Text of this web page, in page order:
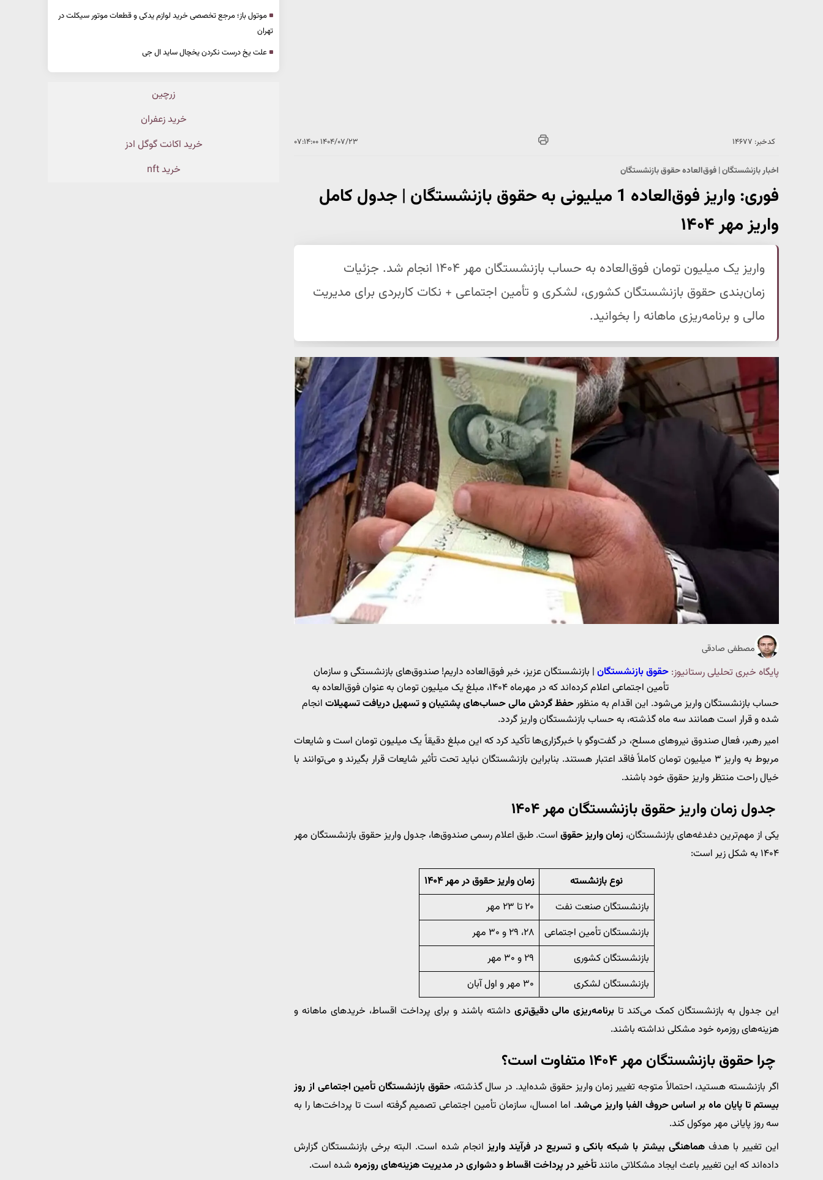
کدخبر: ۱۴۶۷۷ ۱۴۰۴/۰۷/۲۳ ۰۷:۱۴:۰۰
اخبار بازنشستگان | فوق‌العاده حقوق بازنشستگان
فوری: واریز فوق‌العاده 1 میلیونی به حقوق بازنشستگان | جدول کامل
واریز مهر ۱۴۰۴
واریز یک میلیون تومان فوق‌العاده به حساب بازنشستگان مهر ۱۴۰۴ انجام شد. جزئیات
زمان‌بندی حقوق بازنشستگان کشوری، لشکری و تأمین اجتماعی + نکات کاربردی برای مدیریت
مالی و برنامه‌ریزی ماهانه را بخوانید.
مصطفی صادقی
پایگاه خبری تحلیلی رستانیوز: حقوق بازنشستگان | بازنشستگان عزیز، خبر فوق‌العاده داریم! صندوق‌های بازنشستگی و سازمان
تأمین اجتماعی اعلام کرده‌اند که در مهرماه ۱۴۰۴، مبلغ یک میلیون تومان به عنوان فوق‌العاده به
حساب بازنشستگان واریز می‌شود. این اقدام به منظورحفظ گردش مالی حساب‌های پشتیبان و تسهیل دریافت تسهیلات انجام
شده و قرار است همانند سه ماه گذشته، به حساب بازنشستگان واریز گردد.
امیر رهبر، فعال صندوق نیروهای مسلح، در گفت‌وگو با خبرگزاری‌ها تأکید کرد که این مبلغ دقیقاً یک میلیون تومان است و شایعات
مربوط به واریز ۳ میلیون تومان کاملاً فاقد اعتبار هستند. بنابراین بازنشستگان نباید تحت تأثیر شایعات قرار بگیرند و می‌توانند با
خیال راحت منتظر واریز حقوق خود باشند.
جدول زمان واریز حقوق بازنشستگان مهر ۱۴۰۴
یکی از مهم‌ترین دغدغه‌های بازنشستگان، زمان واریز حقوق است. طبق اعلام رسمی صندوق‌ها، جدول واریز حقوق بازنشستگان مهر
۱۴۰۴ به شکل زیر است:
نوع بازنشسته
زمان واریز حقوق در مهر ۱۴۰۴
بازنشستگان صنعت نفت
۲۰ تا ۲۳ مهر
بازنشستگان تأمین اجتماعی
۲۸، ۲۹ و ۳۰ مهر
بازنشستگان کشوری
۲۹ و ۳۰ مهر
بازنشستگان لشکری
۳۰ مهر و اول آبان
این جدول به بازنشستگان کمک می‌کند تا برنامه‌ریزی مالی دقیق‌تری داشته باشند و برای پرداخت اقساط، خریدهای ماهانه و
هزینه‌های روزمره خود مشکلی نداشته باشند.
چرا حقوق بازنشستگان مهر ۱۴۰۴ متفاوت است؟
اگر بازنشسته هستید، احتمالاً متوجه تغییر زمان واریز حقوق شده‌اید. در سال گذشته،حقوق بازنشستگان تأمین اجتماعی از روز
بیستم تا پایان ماه بر اساس حروف الفبا واریز می‌شد. اما امسال، سازمان تأمین اجتماعی تصمیم گرفته است تا پرداخت‌ها را به
سه روز پایانی مهر موکول کند.
این تغییر با هدفهماهنگی بیشتر با شبکه بانکی و تسریع در فرآیند واریزانجام شده است. البته برخی بازنشستگان گزارش
داده‌اند که این تغییر باعث ایجاد مشکلاتی مانندتأخیر در پرداخت اقساط و دشواری در مدیریت هزینه‌های روزمره شده است.
موتول باز؛ مرجع تخصصی خرید لوازم یدکی و قطعات موتور سیکلت در
تهران
علت یخ درست نکردن یخچال ساید ال جی
زرچین
خرید زعفران
خرید اکانت گوگل ادز
خرید nft